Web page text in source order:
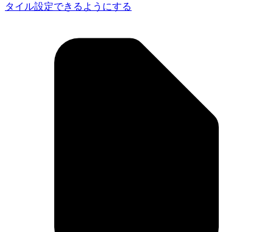
タイル設定できるようにする